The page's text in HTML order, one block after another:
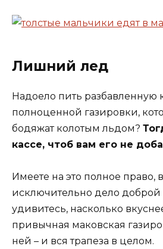
Лишний лед
Надоело пить разбавленную
полноценной газировки,
бодяжат колотым льдом?
кассе, чтоб вам его не
Имеете на это полное право,
исключительно дело доброй
удивитесь, насколько
привычная маковская
ней – и вся трапеза в целом.